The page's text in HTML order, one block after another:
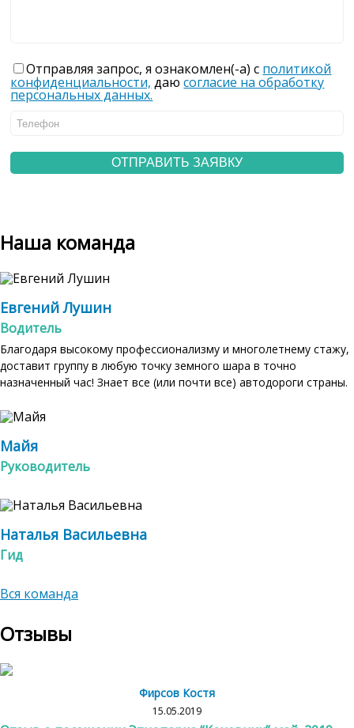
Отправляя запрос, я ознакомлен(-а) с политикой
конфиденциальности, даюсогласие на обработку
персональных данных.
Наша команда
Евгений Лушин
Водитель
Благодаря высокому профессионализму и многолетнему стажу,
доставит группу в любую точку земного шара в точно
назначенный час! Знает все (или почти все) автодороги страны.
Майя
Руководитель
Наталья Васильевна
Гид
Вся команда
Отзывы
Фирсов Костя
15.05.2019